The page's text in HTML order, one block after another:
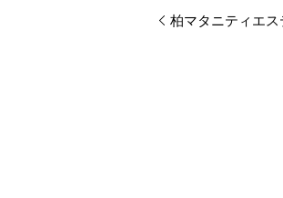
柏マタニティエ